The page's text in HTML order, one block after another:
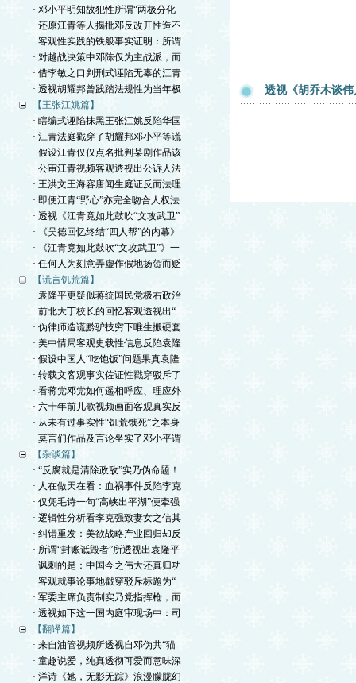
· 邓小平明知故犯性所谓“两极分化
· 还原江青等人揭批邓反改开性造不
· 客观性实践的铁般事实证明：所谓
· 对越战决策中邓陈仅为主战派，而
· 借李敏之口判刑式诬陷无辜的江青
· 透视胡耀邦曾践踏法规性为当年极
【王张江姚篇】
· 瞎编式诬陷抹黑王张江姚反陷华国
· 江青法庭戳穿了胡耀邦邓小平等谎
· 假设江青仅仅点名批判某剧作品该
· 公审江青视频客观透视出公诉人法
· 王洪文王海容唐闻生庭证反而法理
· 即便江青“野心”亦完全吻合人权法
· 透视《江青竟如此鼓吹“文攻武卫”
· 《吴德回忆终结“四人帮”的内幕》
· 《江青竟如此鼓吹“文攻武卫”》一
· 任何人为刻意弄虚作假地扬贺而贬
【谎言饥荒篇】
· 袁隆平更疑似蒋统国民党极右政治
· 前北大丁校长的回忆客观透视出“
· 伪律师造谎黔驴技穷下唯生搬硬套
· 美中情局客观史载性信息反陷袁隆
· 假设中国人“吃饱饭”问题果真袁隆
· 转载文客观事实佐证性戳穿驳斥了
· 看蒋党邓党如何遥相呼应、理应外
· 六十年前儿歌视频画面客观真实反
· 从未有过事实性“饥荒饿死”之本身
· 莫言们作品及言论坐实了邓小平谓
【杂谈篇】
· “反腐就是清除政敌”实乃伪命题！
· 人在做天在看：血祸事件反陷李克
· 仅凭毛诗一句“高峡出平湖”便牵强
· 逻辑性分析看李克强致妻女之信其
· 纠错重发：美欲战略产业回归却反
· 所谓“封账诋毁者”所透视出袁隆平
· 讽刺的是：中国今之伟大还真归功
· 客观就事论事地戳穿驳斥标题为“
· 军委主席负责制实乃党指挥枪，而
· 透视如下这一国内庭审现场中：司
【翻译篇】
· 来自油管视频所透视自邓伪共“猫
· 童趣说爱，纯真透彻可爱而意味深
· 洋诗《她，无影无踪》浪漫朦胧幻
透视《胡乔木谈